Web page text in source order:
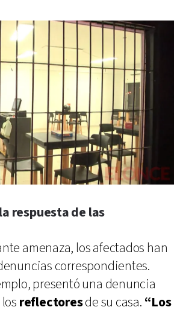
respuesta de las
amenaza, los afectados han
correspondientes.
presentó una denuncia
reflectoresde su casa. “Los